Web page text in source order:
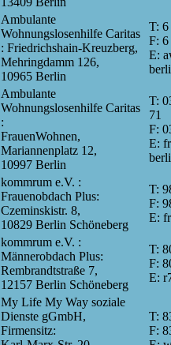
Ambulante
Wohnungslosenhilfe Caritas
: Friedrichshain-Kreuzberg,
Mehringdamm 126,
10965 Berlin
T: 6
F: 6
E:
Ambulante
Wohnungslosenhilfe Caritas
:
FrauenWohnen,
Mariannenplatz 12,
10997 Berlin
T:
71
F:
E:
kommrum e.V. :
Frauenobdach Plus:
Czeminskistr. 8,
10829 Berlin Schöneberg
T:
F:
E:
kommrum e.V. :
Männerobdach Plus:
Rembrandtstraße 7,
12157 Berlin Schöneberg
T:
F:
E:
My Life My Way soziale
Dienste gGmbH,
Firmensitz:
T:
F: